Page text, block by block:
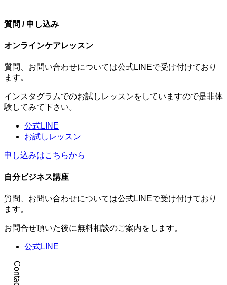
質問 / 申し込み
オンラインケアレッスン
質問、お問い合わせについては公式LINEで受け付けており
ます。
インスタグラムでのお試しレッスンをしていますので是非体
験してみて下さい。
公式LINE
お試しレッスン
申し込みはこちらから
自分ビジネス講座
質問、お問い合わせについては公式LINEで受け付けており
ます。
お問合せ頂いた後に無料相談のご案内をします。
公式LINE